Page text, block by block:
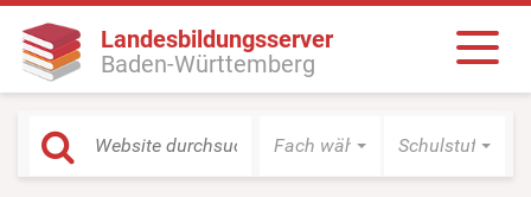
Landesbildungsserver
Baden-Württemberg
Fach wählen Schulstufe